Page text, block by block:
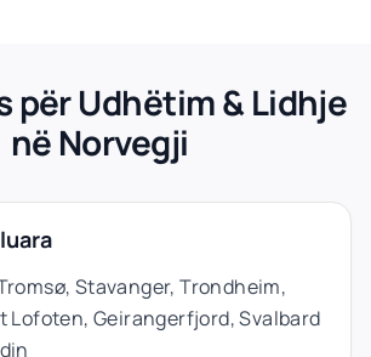
për Udhëtim & Lidhje
në Norvegji
Stavanger, Trondheim,
Lofoten, Geirangerfjord, Svalbard